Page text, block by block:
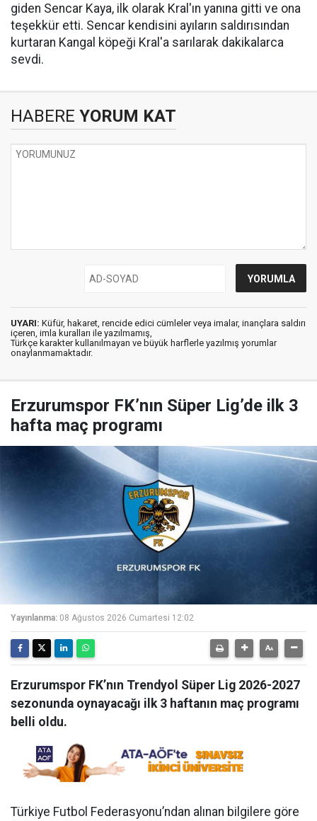
giden Sencar Kaya, ilk olarak Kral'ın yanına gitti ve ona
teşekkür etti. Sencar kendisini ayıların saldırısından
kurtaran Kangal köpeği Kral'a sarılarak dakikalarca
sevdi.
HABERE YORUM KAT
UYARI: Küfür, hakaret, rencide edici cümleler veya imalar, inançlara saldırı
içeren, imla kuralları ile yazılmamış,
Türkçe karakter kullanılmayan ve büyük harflerle yazılmış yorumlar
onaylanmamaktadır.
Erzurumspor FK’nın Süper Lig’de ilk 3
hafta maç programı
Yayınlanma: 08 Ağustos 2026 Cumartesi 12:02
Erzurumspor FK’nın Trendyol Süper Lig 2026-2027
sezonunda oynayacağı ilk 3 haftanın maç programı
belli oldu.
Türkiye Futbol Federasyonu’ndan alınan bilgilere göre